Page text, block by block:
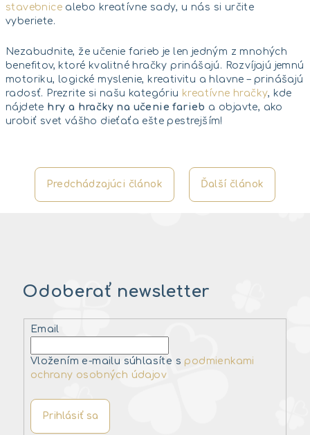
stavebnice alebo kreatívne sady, u nás si určite
vyberiete.
Nezabudnite, že učenie farieb je len jedným z mnohých
benefitov, ktoré kvalitné hračky prinášajú. Rozvíjajú jemnú
motoriku, logické myslenie, kreativitu a hlavne – prinášajú
radosť. Prezrite si našu kategóriu kreatívne hračky, kde
nájdete hry a hračky na učenie farieb a objavte, ako
urobiť svet vášho dieťaťa ešte pestrejším!
Predchádzajúci článok Ďalší článok
Odoberať newsletter
Email
Vložením e-mailu súhlasíte s podmienkami
ochrany osobných údajov
Prihlásiť sa